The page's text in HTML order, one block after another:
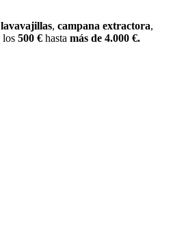
lavavajillas, campana extractora,
los 500 € hasta más de 4.000 €.